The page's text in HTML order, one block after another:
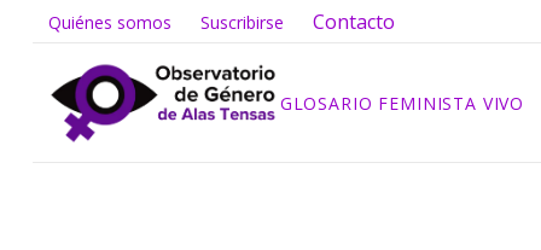
Quiénes somos Suscribirse Contacto
GLOSARIO FEMINISTA VIVO